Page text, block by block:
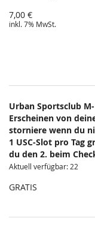
7,00 €
inkl. 7% MwSt.
Urban Sportsclub
Erscheinen von
storniere wenn du
1 USC-Slot pro Tag
du den 2. beim
Aktuell verfügbar: 22
GRATIS